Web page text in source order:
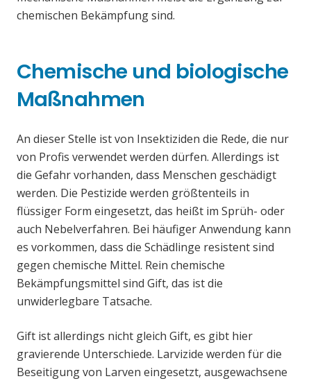
chemischen Bekämpfung sind.
Chemische und biologische
Maßnahmen
An dieser Stelle ist von Insektiziden die Rede, die nur
von Profis verwendet werden dürfen. Allerdings ist
die Gefahr vorhanden, dass Menschen geschädigt
werden. Die Pestizide werden größtenteils in
flüssiger Form eingesetzt, das heißt im Sprüh- oder
auch Nebelverfahren. Bei häufiger Anwendung kann
es vorkommen, dass die Schädlinge resistent sind
gegen chemische Mittel. Rein chemische
Bekämpfungsmittel sind Gift, das ist die
unwiderlegbare Tatsache.
Gift ist allerdings nicht gleich Gift, es gibt hier
gravierende Unterschiede. Larvizide werden für die
Beseitigung von Larven eingesetzt, ausgewachsene